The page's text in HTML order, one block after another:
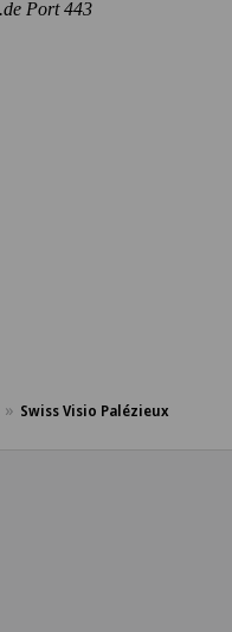
Swiss Visio Palézieux